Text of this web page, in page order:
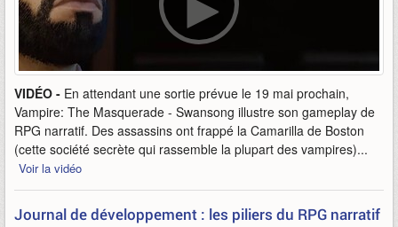
VIDÉO - En attendant une sortie prévue le 19 mai prochain,
Vampire: The Masquerade - Swansong illustre son gameplay de
RPG narratif. Des assassins ont frappé la Camarilla de Boston
(cette société secrète qui rassemble la plupart des vampires)...
Voir la vidéo
Journal de développement : les piliers du RPG narratif